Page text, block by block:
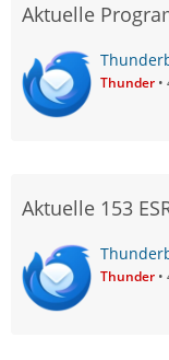
Aktuelle
Thunder
Aktuelle 153
Thunder